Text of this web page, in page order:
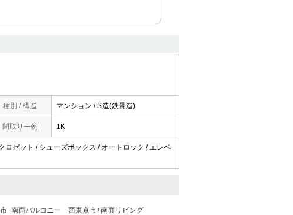
種別 / 構造 マンション / S造(鉄骨造)
間取り一例 1K
ロゼット / シューズボックス / オートロック / エレベ
+南面バルコニー 西東京市+南面リビング